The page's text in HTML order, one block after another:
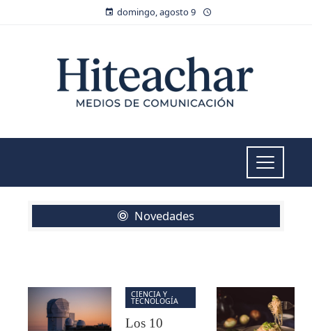
domingo, agosto 9
Novedades
CIENCIA Y
TECNOLOGÍA
Los 10